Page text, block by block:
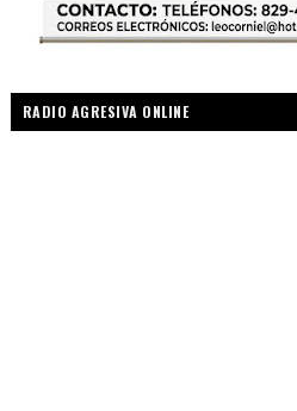
RADIO AGRESIVA ONLINE